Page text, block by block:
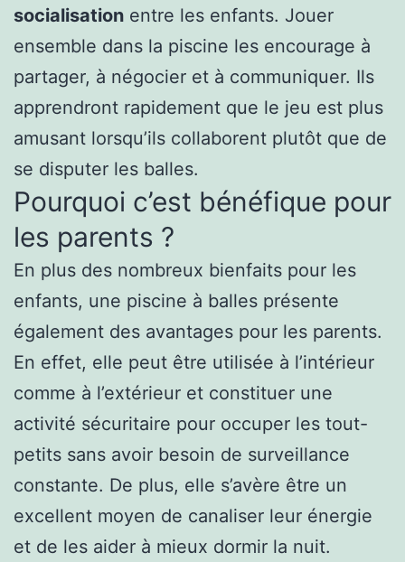
socialisation entre les enfants. Jouer
ensemble dans la piscine les encourage à
partager, à négocier et à communiquer. Ils
apprendront rapidement que le jeu est plus
amusant lorsqu’ils collaborent plutôt que de
se disputer les balles.
Pourquoi c’est bénéfique pour
les parents ?
En plus des nombreux bienfaits pour les
enfants, une piscine à balles présente
également des avantages pour les parents.
En effet, elle peut être utilisée à l’intérieur
comme à l’extérieur et constituer une
activité sécuritaire pour occuper les tout-
petits sans avoir besoin de surveillance
constante. De plus, elle s’avère être un
excellent moyen de canaliser leur énergie
et de les aider à mieux dormir la nuit.